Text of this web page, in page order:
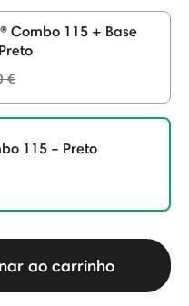
Combo 115 + Base
from
€
115 – Preto
ao carrinho